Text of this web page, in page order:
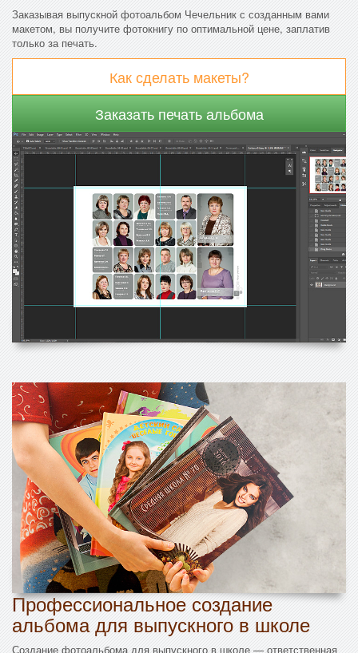
Заказывая выпускной фотоальбом Чечельник с созданным вами
макетом, вы получите фотокнигу по оптимальной цене, заплатив
только за печать.
Как сделать макеты?
Заказать печать альбома
Профессиональное создание
альбома для выпускного в школе
Создание фотоальбома для выпускного в школе — ответственная